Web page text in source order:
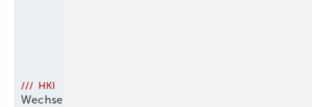
/// HKI
Wechsel an der Spitze des